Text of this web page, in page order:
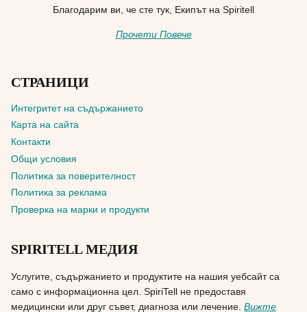
Благодарим ви, че сте тук, Екипът на Spiritell
Прочети Повече
СТРАНИЦИ
Интегритет на съдържанието
Карта на сайта
Контакти
Общи условия
Политика за поверителност
Политика за реклама
Проверка на марки и продукти
SPIRITELL МЕДИЯ
Услугите, съдържанието и продуктите на нашия уебсайт са
само с информационна цел. SpiriTell не предоставя
медицински или друг съвет, диагноза или лечение. Вижте